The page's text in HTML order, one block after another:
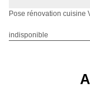
Pose rénovation cuisine
indisponible